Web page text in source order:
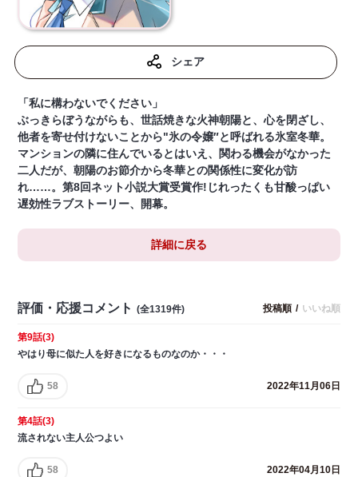
シェア
「私に構わないでください」
ぶっきらぼうながらも、世話焼きな火神朝陽と、心を閉ざし、
他者を寄せ付けないことから"氷の令嬢″と呼ばれる氷室冬華。
マンションの隣に住んでいるとはいえ、関わる機会がなかった
二人だが、朝陽のお節介から冬華との関係性に変化が訪
れ……。第8回ネット小説大賞受賞作!じれったくも甘酸っぱい
遅効性ラブストーリー、開幕。
詳細に戻る
評価・応援コメント (全1319件) 投稿順 / いいね順
第9話(3)
やはり母に似た人を好きになるものなのか・・・
58 2022年11月06日
第4話(3)
流されない主人公つよい
58 2022年04月10日